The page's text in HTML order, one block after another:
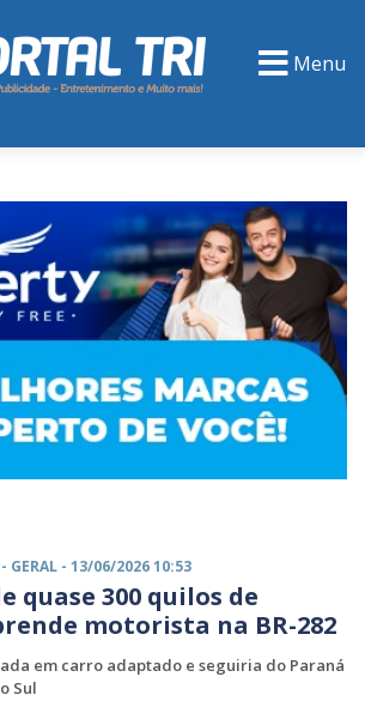
Menu
GERAL - 13/06/2026 10:53
quase 300 quilos de
motorista na BR-282
em carro adaptado e seguiria do Paraná
Sul